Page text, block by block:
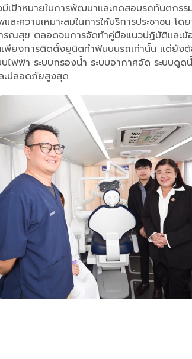
ป้าหมายในการพัฒนาและทดสอบรถทันตก
ละความเหมาะสมในการให้บริการประชาช
ณสุข ตลอดจนการจัดทำคู่มือแนวปฏิบัติและ
เพียงการติดตั้งยูนิตทำฟันบนรถเท่านั้น แต่
บไฟฟ้า ระบบกรองน้ำ ระบบอากาศอัด ระบบ
ะปลอดภัยสูงสุด